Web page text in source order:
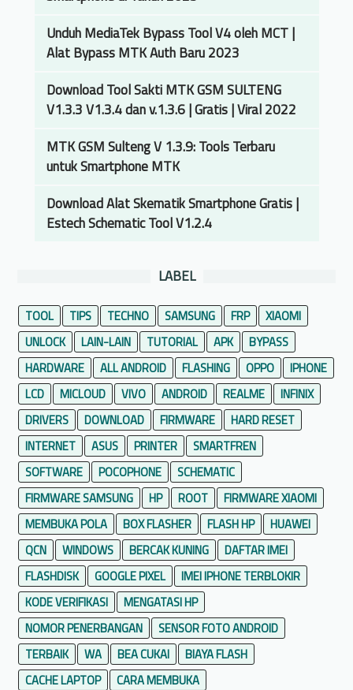
o
L
w
a
L
a
t
o
a
n
d
u
a
n
L
e
n
g
k
p
K
u
u
s
P
Unduh MediaTek Bypass Tool V4 oleh MCT |
Alat Bypass MTK Auth Baru 2023
Download Tool Sakti MTK GSM SULTENG
V1.3.3 V1.3.4 dan v.1.3.6 | Gratis | Viral 2022
MTK GSM Sulteng V 1.3.9: Tools Terbaru
untuk Smartphone MTK
Download Alat Skematik Smartphone Gratis |
Estech Schematic Tool V1.2.4
LABEL
TOOL TIPS TECHNO SAMSUNG FRP
XIAOMI
UNLOCK
LAIN-LAIN TUTORIAL APK
BYPASS
HARDWARE
ALL ANDROID FLASHING OPPO
IPHONE
LCD
MICLOUD VIVO ANDROID REALME
INFINIX
DRIVERS
DOWNLOAD FIRMWARE
HARD RESET
INTERNET
ASUS PRINTER
SMARTFREN
SOFTWARE
POCOPHONE
SCHEMATIC
FIRMWARE SAMSUNG
HP ROOT
FIRMWARE XIAOMI
MEMBUKA POLA
BOX FLASHER FLASH HP
HUAWEI
QCN
WINDOWS BERCAK KUNING
DAFTAR IMEI
FLASHDISK
GOOGLE PIXEL
IMEI IPHONE TERBLOKIR
KODE VERIFIKASI
MENGATASI HP
NOMOR PENERBANGAN
SENSOR FOTO ANDROID
TERBAIK
WA BEA CUKAI
BIAYA FLASH
CACHE LAPTOP
CARA MEMBUKA